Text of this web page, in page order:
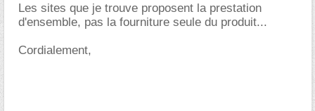
Les sites que je trouve proposent la prestation
d'ensemble, pas la fourniture seule du produit...
Cordialement,